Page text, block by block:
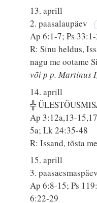
13. aprill
2. paasalaupäev
Ap 6:1-7; Ps
R: Sinu heldus,
nagu me ootame
või p p. Martinus
14. aprill
╬
Ap 3:12a,13-
5a; Lk 24:35-48
R: Issand, tõsta
15. aprill
3. paasaesmaspäev
Ap 6:8-15; Ps
6:22-29